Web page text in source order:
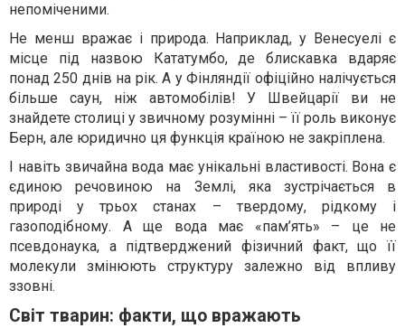
непоміченими.
Не менш вражає і природа. Наприклад, у Венесуелі є
місце під назвою Кататумбо, де блискавка вдаряє
понад 250 днів на рік. А у Фінляндії офіційно налічується
більше саун, ніж автомобілів! У Швейцарії ви не
знайдете столиці у звичному розумінні – її роль виконує
Берн, але юридично ця функція країною не закріплена.
І навіть звичайна вода має унікальні властивості. Вона є
єдиною речовиною на Землі, яка зустрічається в
природі у трьох станах – твердому, рідкому і
газоподібному. А ще вода має «пам’ять» – це не
псевдонаука, а підтверджений фізичний факт, що її
молекули змінюють структуру залежно від впливу
ззовні.
Світ тварин: факти, що вражають